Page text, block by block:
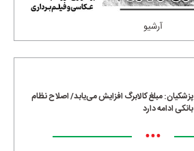
آرشیو
پزشکیان: مبلغ کالابرگ افزایش می‌یابد/ اصلاح نظام
بانکی ادامه دارد
•••